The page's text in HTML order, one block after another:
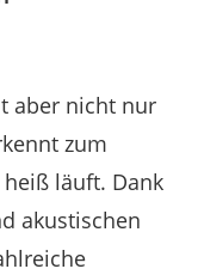
aber nicht nur
zum
läuft. Dank
akustischen